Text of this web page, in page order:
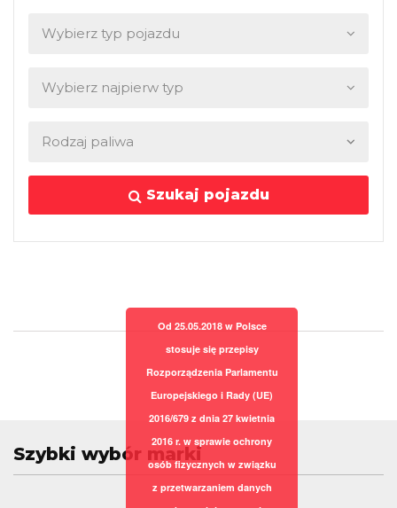
Szukaj pojazdu
Szybki wybór marki
Od 25.05.2018 w Polsce
stosuje się przepisy
Rozporządzenia Parlamentu
Europejskiego i Rady (UE)
2016/679 z dnia 27 kwietnia
2016 r. w sprawie ochrony
osób fizycznych w związku
z przetwarzaniem danych